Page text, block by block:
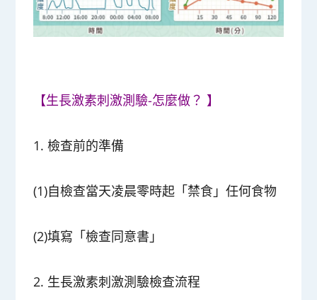
【生長激素刺激測驗-怎麼做？ 】
1. 檢查前的準備
(1)自檢查當天凌晨零時起「禁食」任何食物
(2)填寫「檢查同意書」
2. 生長激素刺激測驗檢查流程